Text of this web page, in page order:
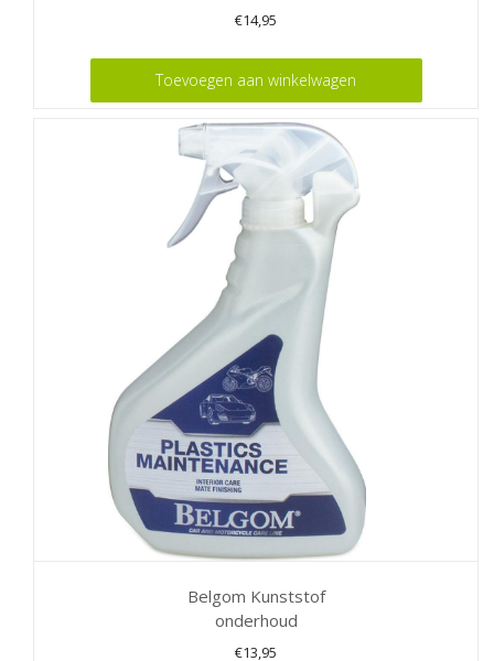
€14,95
Toevoegen aan winkelwagen
Belgom Kunststof
onderhoud
€13,95